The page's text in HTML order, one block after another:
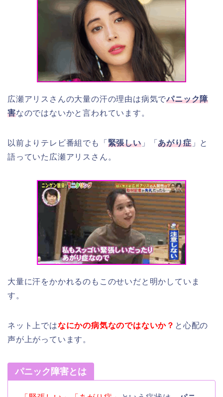
広瀬アリスさんの大量の汗の理由は病気でパニック障
害なのではないかと言われています。
以前よりテレビ番組でも「 緊張しい」「あがり症」と
語っていた広瀬アリスさん。
大量に汗をかかれるのもこのせいだと明かしていま
す。
ネット上ではなにかの病気なのではないか？ と心配の
声が上がっています。
パニック障害とは